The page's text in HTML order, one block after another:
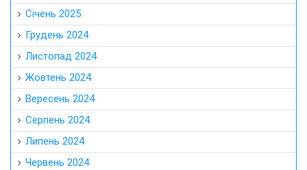
Січень 2025
Грудень 2024
Листопад 2024
Жовтень 2024
Вересень 2024
Серпень 2024
Липень 2024
Червень 2024